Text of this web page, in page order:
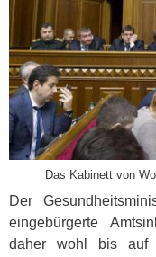
Das Kabinett von
Der
eingebürgerte
daher wohl bis auf